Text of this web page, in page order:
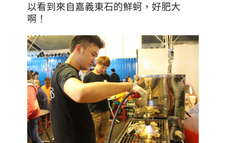
以看到來自嘉義東石的鮮蚵，好肥大
啊！